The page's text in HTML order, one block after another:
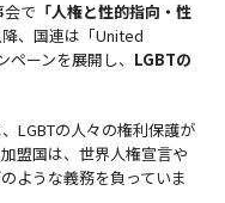
で 「人権と性的指向・性
、国連は「United
ーンを展開し、 LGBTの
LGBTの人々の権利保護が
盟国は、世界人権宣言や
ような義務を負っていま